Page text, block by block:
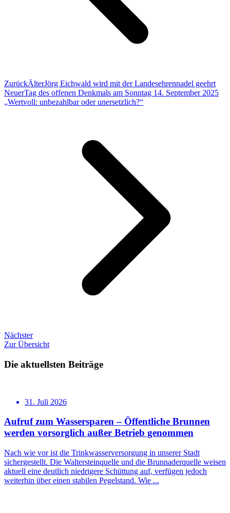
ZurückÄlterJörg Eichwald wird mit der Landesehrennadel geehrt
NeuerTag des offenen Denkmals am Sonntag 14. September 2025
„Wertvoll: unbezahlbar oder unersetzlich?“
Nächster
Zur Übersicht
Die aktuellsten Beiträge
31. Juli 2026
Aufruf zum Wassersparen – Öffentliche Brunnen
werden vorsorglich außer Betrieb genommen
Nach wie vor ist die Trinkwasserversorgung in unserer Stadt
sichergestellt. Die Waltersteinquelle und die Brunnaderquelle weisen
aktuell eine deutlich niedrigere Schüttung auf, verfügen jedoch
weiterhin über einen stabilen Pegelstand. Wie ...